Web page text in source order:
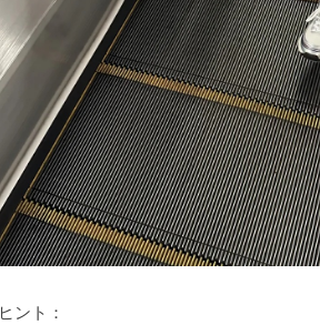
ヒント：